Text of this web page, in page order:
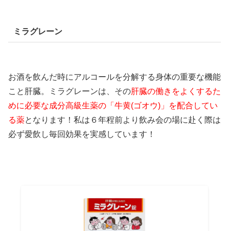
ミラグレーン
お酒を飲んだ時にアルコールを分解する身体の重要な機能
こと肝臓。ミラグレーンは、その肝臓の働きをよくするた
めに必要な成分高級生薬の「牛黄(ゴオウ)」を配合してい
る薬となります！私は６年程前より飲み会の場に赴く際は
必ず愛飲し毎回効果を実感しています！